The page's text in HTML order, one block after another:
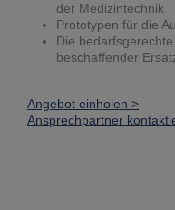
der Medizintechnik
Prototypen für die
Die
beschaffender
Angebot einholen >
Ansprechpartner